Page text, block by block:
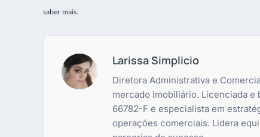
saber mais.
Larissa Simplicio
Diretora Administrativa e
mercado imobiliário. Licenciada e
66782-F e especialista em
operações comerciais. Lidera